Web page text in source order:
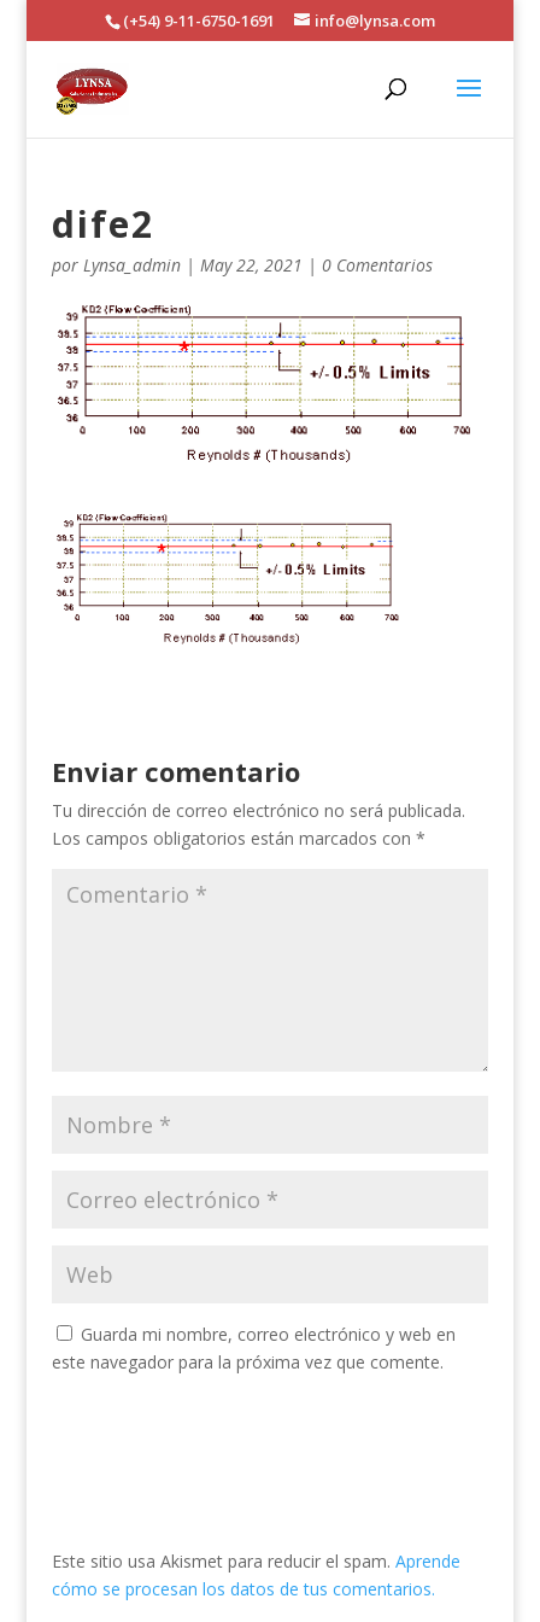
(+54) 9-11-6750-1691 info@lynsa.com
dife2
por Lynsa_admin| May 22, 2021 | 0 Comentarios
Enviar comentario
Tu dirección de correo electrónico no será publicada.
Los campos obligatorios están marcados con *
Guarda mi nombre, correo electrónico y web en
este navegador para la próxima vez que comente.
Este sitio usa Akismet para reducir el spam. Aprende
cómo se procesan los datos de tus comentarios.